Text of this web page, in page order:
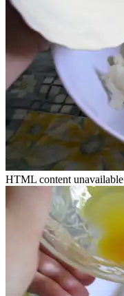
HTML content unavailable